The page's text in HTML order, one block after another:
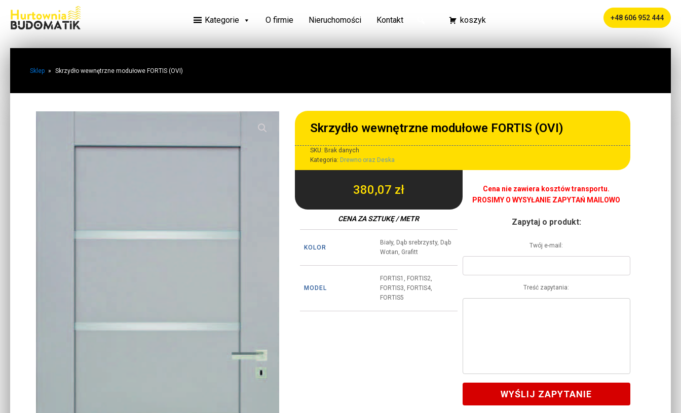
Kategorie O firmie Nieruchomości Kontakt koszyk +48 606 952 444
Sklep » Skrzydło wewnętrzne modułowe FORTIS (OVI)
Skrzydło wewnętrzne modułowe FORTIS (OVI)
SKU: Brak danych
Kategoria: Drewno oraz Deska
380,07 zł
CENA ZA SZTUKĘ / METR
KOLOR
Biały, Dąb srebrzysty, Dąb
Wotan, Grafitt
MODEL
FORTIS1, FORTIS2,
FORTIS3, FORTIS4,
FORTIS5
Cena nie zawiera kosztów transportu.
PROSIMY O WYSYŁANIE ZAPYTAŃ MAILOWO
Zapytaj o produkt:
Twój e-mail:
Treść zapytania:
WYŚLIJ ZAPYTANIE